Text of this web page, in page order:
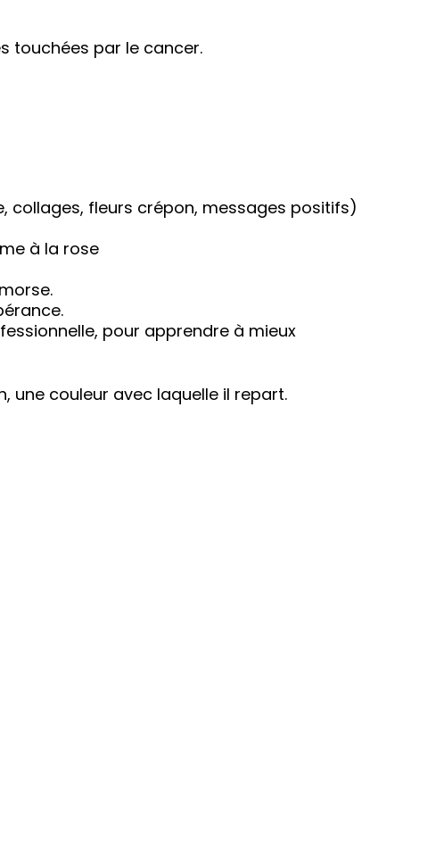
touchées par le cancer.
fleurs crépon, messages positifs)
à la rose
pour apprendre à mieux
une couleur avec laquelle il repart.